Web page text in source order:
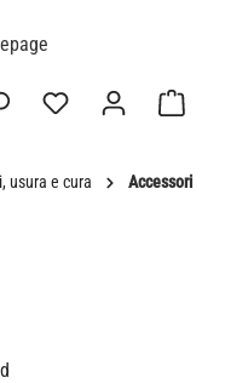
usura e cura Accessori